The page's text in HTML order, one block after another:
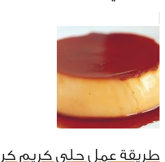
طريقة عمل حلى كريم